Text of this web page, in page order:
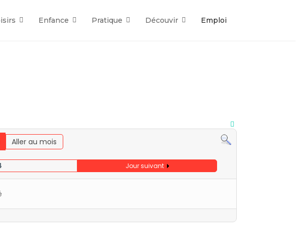
Enfance Pratique Découvir Emploi
Aller au mois
Jour suivant